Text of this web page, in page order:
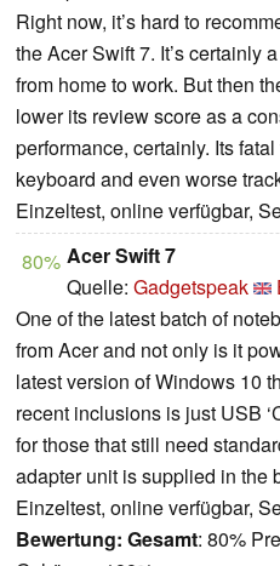
Right now, it’s hard to
the Acer Swift 7. It’s certainly
from home to work. But then
lower its review score as a
performance, certainly. Its
keyboard and even worse
Einzeltest, online verfügbar,
80% Acer Swift 7
Quelle: Gadgetspeak
One of the latest batch of
from Acer and not only is it
latest version of Windows 10
recent inclusions is just USB
for those that still need
adapter unit is supplied in the
Einzeltest, online verfügbar,
Bewertung: Gesamt: 80%